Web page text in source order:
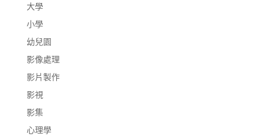
大學
小學
幼兒園
影像處理
影片製作
影視
影集
心理學